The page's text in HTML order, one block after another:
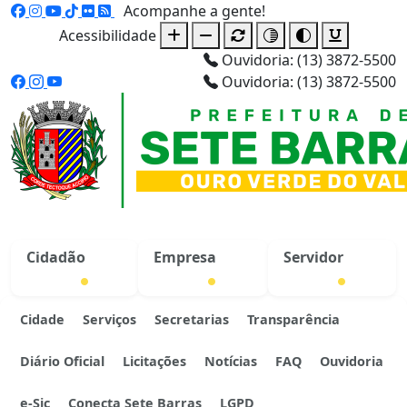
Acompanhe a gente!
Acessibilidade
Ouvidoria: (13) 3872-5500
Ouvidoria: (13) 3872-5500
Cidadão Empresa Servidor
Cidade Serviços Secretarias Transparência
Diário Oficial Licitações Notícias FAQ Ouvidoria
e-Sic Conecta Sete Barras LGPD